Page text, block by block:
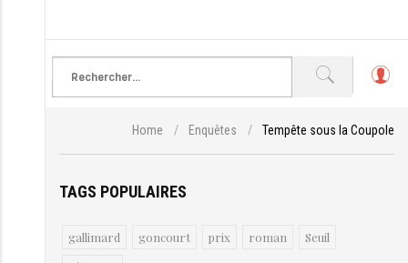
g
in
Home / Enquêtes / Tempête sous la Coupole
TAGS POPULAIRES
gallimard goncourt prix roman
Seuil